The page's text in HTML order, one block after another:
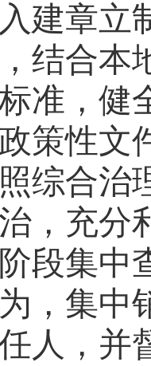
建章立
结合本
准，健
策性文
综合治
，充分
段集中
，集中
人，并